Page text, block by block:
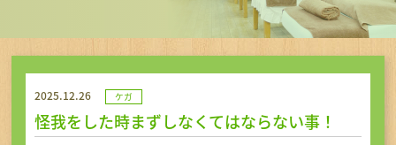
2025.12.26 ケガ
怪我をした時まずしなくてはならない事！
診療案内